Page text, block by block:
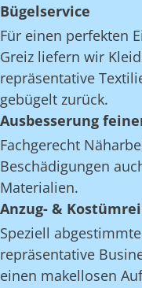
Bügelservice
Für einen perfekten
Greiz liefern wir
repräsentative
gebügelt zurück.
Ausbesserung
Fachgerecht
Beschädigungen
Materialien.
Anzug- &
Speziell
repräsentative
einen makellosen